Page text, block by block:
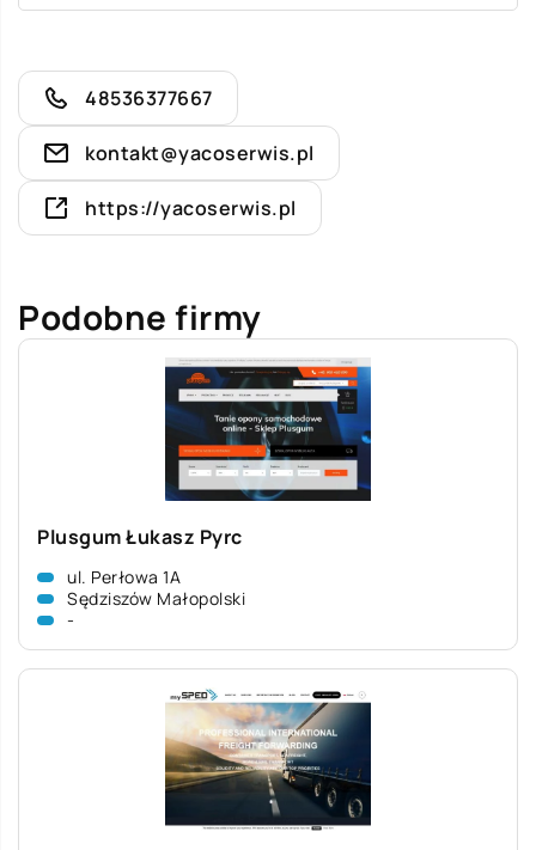
48536377667
kontakt@yacoserwis.pl
https://yacoserwis.pl
Podobne firmy
Plusgum Łukasz Pyrc
ul. Perłowa 1A
Sędziszów Małopolski
-